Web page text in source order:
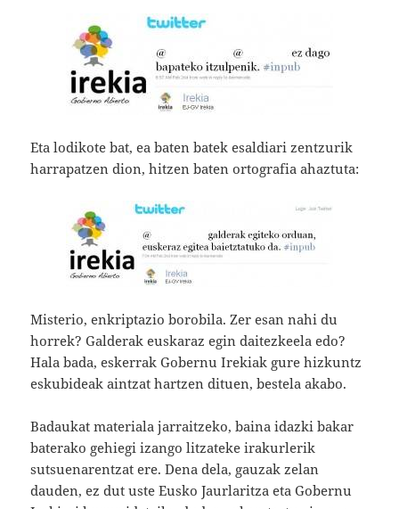
Eta lodikote bat, ea baten batek esaldiari zentzurik
harrapatzen dion, hitzen baten ortografia ahaztuta:
Misterio, enkriptazio borobila. Zer esan nahi du
horrek? Galderak euskaraz egin daitezkeela edo?
Hala bada, eskerrak Gobernu Irekiak gure hizkuntz
eskubideak aintzat hartzen dituen, bestela akabo.
Badaukat materiala jarraitzeko, baina idazki bakar
baterako gehiegi izango litzateke irakurlerik
sutsuenarentzat ere. Dena dela, gauzak zelan
dauden, ez dut uste Eusko Jaurlaritza eta Gobernu